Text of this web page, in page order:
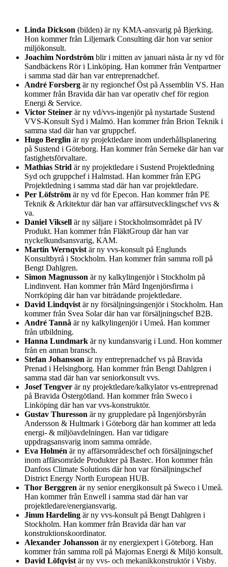
Linda Dickson (bilden) är ny KMA-ansvarig på Bjerking.
Hon kommer från Liljemark Consulting där hon var senior
miljökonsult.
Joachim Nordström blir i mitten av januari nästa år ny vd för
Sandbäckens Rör i Linköping. Han kommer från Ventpartner
i samma stad där han var entreprenadchef.
André Forsberg är ny regionchef Öst på Assemblin VS. Han
kommer från Bravida där han var operativ chef för region
Energi & Service.
Victor Steiner är ny vd/vvs-ingenjör på nystartade Sustend
VVS-Konsult Syd i Malmö. Han kommer från Brion Teknik i
samma stad där han var gruppchef.
Hugo Berglin är ny projektledare inom underhållsplanering
på Sustend i Göteborg. Han kommer från Serneke där han var
fastighetsförvaltare.
Mathias Strid är ny projektledare i Sustend Projektledning
Syd och gruppchef i Halmstad. Han kommer från EPG
Projektledning i samma stad där han var projektledare.
Per Löfström är ny vd för Epecon. Han kommer från PE
Teknik & Arkitektur där han var affärsutvecklingschef vvs &
va.
Daniel Viksell är ny säljare i Stockholmsområdet på IV
Produkt. Han kommer från FläktGroup där han var
nyckelkundsansvarig, KAM.
Martin Wernqvist är ny vvs-konsult på Englunds
Konsultbyrå i Stockholm. Han kommer från samma roll på
Bengt Dahlgren.
Simon Magnusson är ny kalkylingenjör i Stockholm på
Lindinvent. Han kommer från Mård Ingenjörsfirma i
Norrköping där han var biträdande projektledare.
David Lindqvist är ny försäljningsingenjör i Stockholm. Han
kommer från Svea Solar där han var försäljningschef B2B.
André Tannå är ny kalkylingenjör i Umeå. Han kommer
från utbildning.
Hanna Lundmark är ny kundansvarig i Lund. Hon kommer
från en annan bransch.
Stefan Johansson är ny entreprenadchef vs på Bravida
Prenad i Helsingborg. Han kommer från Bengt Dahlgren i
samma stad där han var seniorkonsult vvs.
Josef Tengver är ny projektledare/kalkylator vs-entreprenad
på Bravida Östergötland. Han kommer från Sweco i
Linköping där han var vvs-konstruktör.
Gustav Thuresson är ny gruppledare på Ingenjörsbyrån
Andersson & Hultmark i Göteborg där han kommer att leda
energi- & miljöavdelningen. Han var tidigare
uppdragsansvarig inom samma område.
Eva Holmén är ny affärsområdeschef och försäljningschef
inom affärsområde Produkter på Bastec. Hon kommer från
Danfoss Climate Solutions där hon var försäljningschef
District Energy North European HUB.
Thor Berggren är ny senior energikonsult på Sweco i Umeå.
Han kommer från Enwell i samma stad där han var
projektledare/energiansvarig.
Jimm Hardeling är ny vvs-konsult på Bengt Dahlgren i
Stockholm. Han kommer från Bravida där han var
konstruktionskoordinator.
Alexander Johansson är ny energiexpert i Göteborg. Han
kommer från samma roll på Majornas Energi & Miljö konsult.
David Löfqvist är ny vvs- och mekanikkonstruktör i Visby.